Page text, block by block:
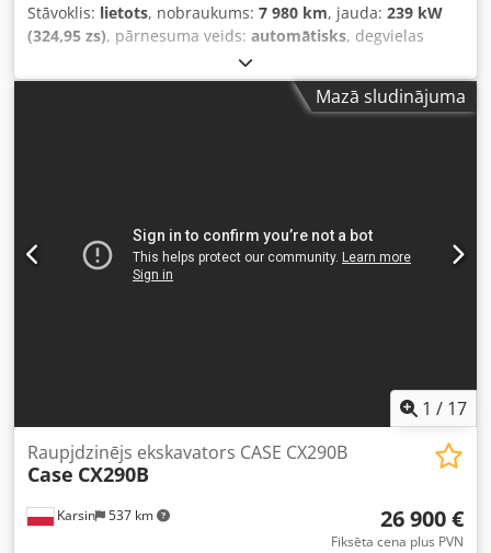
Stāvoklis: lietots, nobraukums: 7 980 km, jauda: 239 kW
(324,95 zs), pārnesuma veids: automātisks, degvielas
dzeltens
01/2013, Ražošanas gads:2013, Aprīkojums:gaisa
Mazā sludinājuma
1 / 17
Karsin 537 km
Raupjdzinējs ekskavators CASE CX290B
Case CX290B
26 900 €
Fiksēta cena plus PVN